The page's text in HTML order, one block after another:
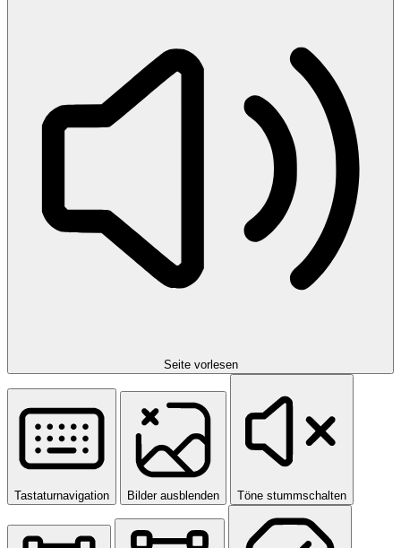
Seite vorlesen
Tastaturnavigation Bilder ausblenden Töne stummschalten